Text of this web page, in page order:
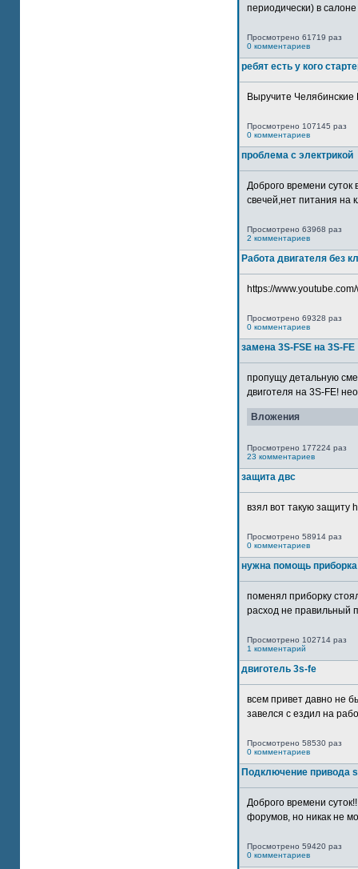
периодически) в
Просмотрено 61719 раз
0 комментариев
ребят есть у кого
Выручите
Просмотрено 107145 раз
0 комментариев
проблема с электрикой
Доброго времени суток
свечей,нет питания на
Просмотрено 63968 раз
2 комментариев
Работа двигателя без
https://
Просмотрено 69328 раз
0 комментариев
замена 3S-FSE на 3S-FE
пропущу детальную
двиготеля на 3S-FE!
Вложения
Просмотрено 177224 раз
23 комментариев
защита двс
взял вот такую защиту
Просмотрено 58914 раз
0 комментариев
нужна помощь
поменял приборку
расход не правильный
Просмотрено 102714 раз
1 комментарий
двиготель 3s-fe
всем привет давно не
завелся с ездил на
Просмотрено 58530 раз
0 комментариев
Подключение привода
Доброго времени
форумов, но никак не
Просмотрено 59420 раз
0 комментариев